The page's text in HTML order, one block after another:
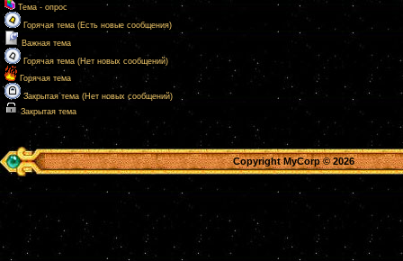
Тема - опрос
Горячая тема (Есть новые сообщения)
Важная тема
Горячая тема (Нет новых сообщений)
Горячая тема
Закрытая тема (Нет новых сообщений)
Закрытая тема
Copyright MyCorp © 2026